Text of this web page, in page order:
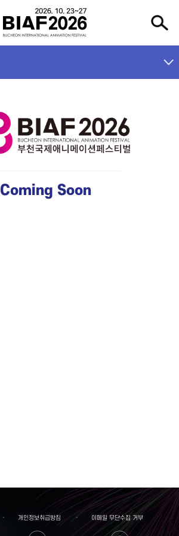
Coming Soon
개인정보취급방침 이메일 무단수집 거부